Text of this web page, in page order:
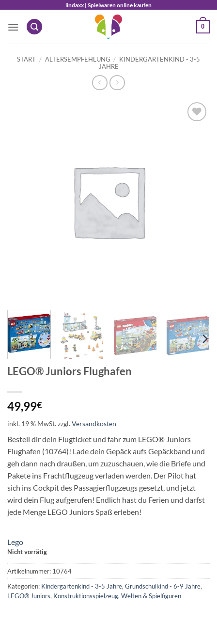
springen
lindaxx | Spielwaren online kaufen
0
START / ALTERSEMPFEHLUNG / KINDERGARTENKIND - 3-5
JAHRE
LEGO® Juniors Flughafen
49,99€
inkl. 19 % MwSt.zzgl.Versandkosten
Bestell dir dein Flugticket und fahr zum LEGO® Juniors
Flughafen (10764)! Lade dein Gepäck aufs Gepäckband und
geh dann nach draußen, um zuzuschauen, wie die Briefe und
Pakete ins Frachtflugzeug verladen werden. Der Pilot hat
sich ins Cockpit des Passagierflugzeugs gesetzt, und jetzt
wird dein Flug aufgerufen! Endlich hast du Ferien und darfst
jede Menge LEGO Juniors Spaß erleben!
Lego
Nicht vorrätig
Artikelnummer: 10764
Kategorien: Kindergartenkind - 3-5 Jahre, Grundschulkind - 6-9 Jahre,
LEGO® Juniors, Konstruktionsspielzeug, Welten & Spielfiguren